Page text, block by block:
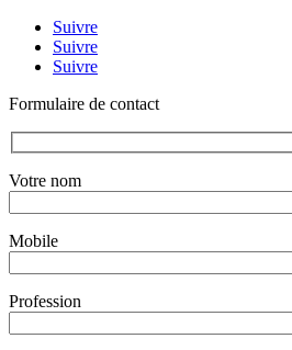
Suivre
Suivre
Suivre
Formulaire de contact
Votre nom
Mobile
Profession